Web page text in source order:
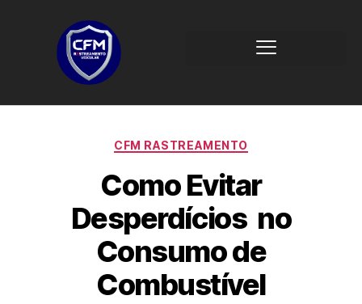
CFM RASTREAMENTO
Como Evitar
Desperdícios no
Consumo de
Combustível